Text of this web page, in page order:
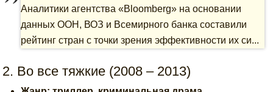
Аналитики агентства «Bloomberg» на основании
данных ООН, ВОЗ и Всемирного банка составили
рейтинг стран с точки зрения эффективности их си...
2. Во все тяжкие (2008 – 2013)